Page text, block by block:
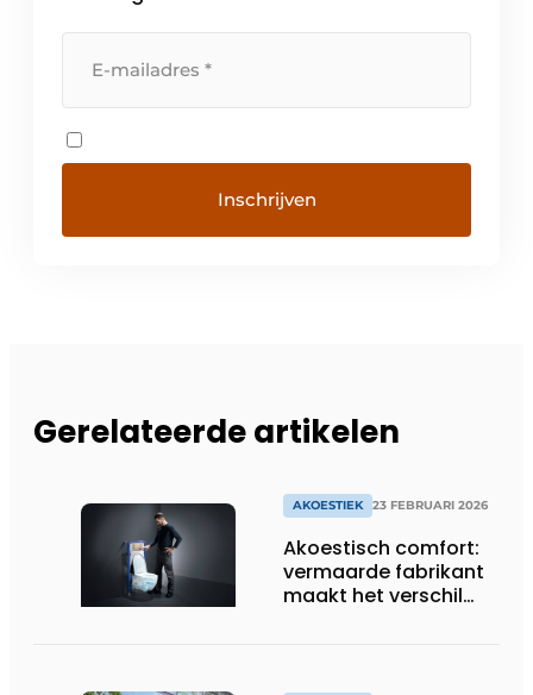
Gerelateerde artikelen
AKOESTIEK 23 FEBRUARI 2026
Akoestisch comfort:
vermaarde fabrikant
maakt het verschil